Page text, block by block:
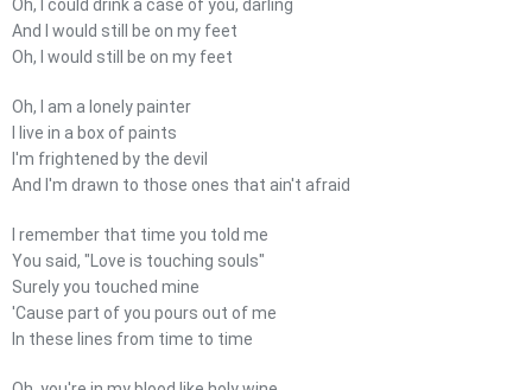
Oh, I could drink a case of you, darling
And I would still be on my feet
Oh, I would still be on my feet
Oh, I am a lonely painter
I live in a box of paints
I'm frightened by the devil
And I'm drawn to those ones that ain't afraid
I remember that time you told me
You said, "Love is touching souls"
Surely you touched mine
'Cause part of you pours out of me
In these lines from time to time